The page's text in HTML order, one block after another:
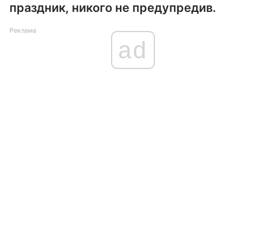
праздник, никого не предупредив.
Реклама
ad